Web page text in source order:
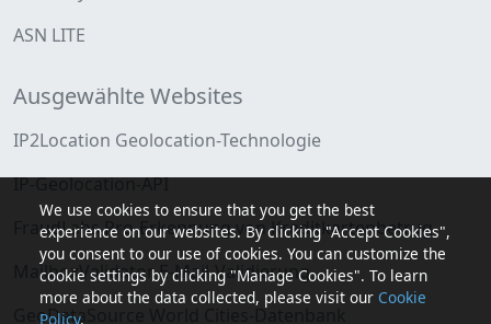
ASN LITE
Ausgewählte Websites
IP2Location Geolocation-Technologie
IP-Geolocation-API
FraudLabs Pro-Erkennung von Kreditkartenbetrug
MailboxValidator E-Mail-Validierung
GeoDataSource World Cities-Datenbank
We use cookies to ensure that you get the best
experience on our websites. By clicking "Accept Cookies",
you consent to our use of cookies. You can customize the
cookie settings by clicking "Manage Cookies". To learn
more about the data collected, please visit our Cookie
Policy.